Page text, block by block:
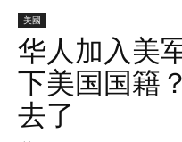
美國
华人加入美
下美国国籍
去了